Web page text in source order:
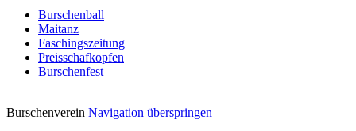
Burschenball
Maitanz
Faschingszeitung
Preisschafkopfen
Burschenfest
Burschenverein Navigation überspringen